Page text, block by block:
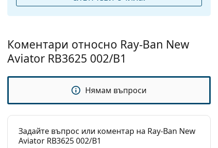
Коментари относно Ray-Ban New
Aviator RB3625 002/B1
Нямам въпроси
Задайте въпрос или коментар на Ray-Ban New
Aviator RB3625 002/B1